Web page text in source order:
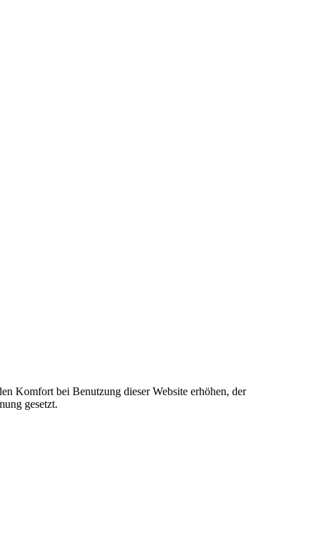
Komfort bei Benutzung dieser Website erhöhen, der
gesetzt.